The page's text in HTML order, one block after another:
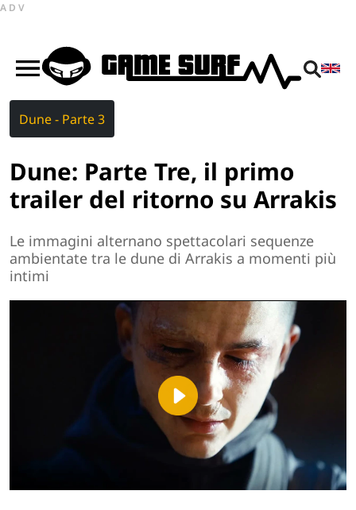
ADV
Dune - Parte 3
Dune: Parte Tre, il primo
trailer del ritorno su Arrakis
Le immagini alternano spettacolari sequenze
ambientate tra le dune di Arrakis a momenti più
intimi
Play
Video